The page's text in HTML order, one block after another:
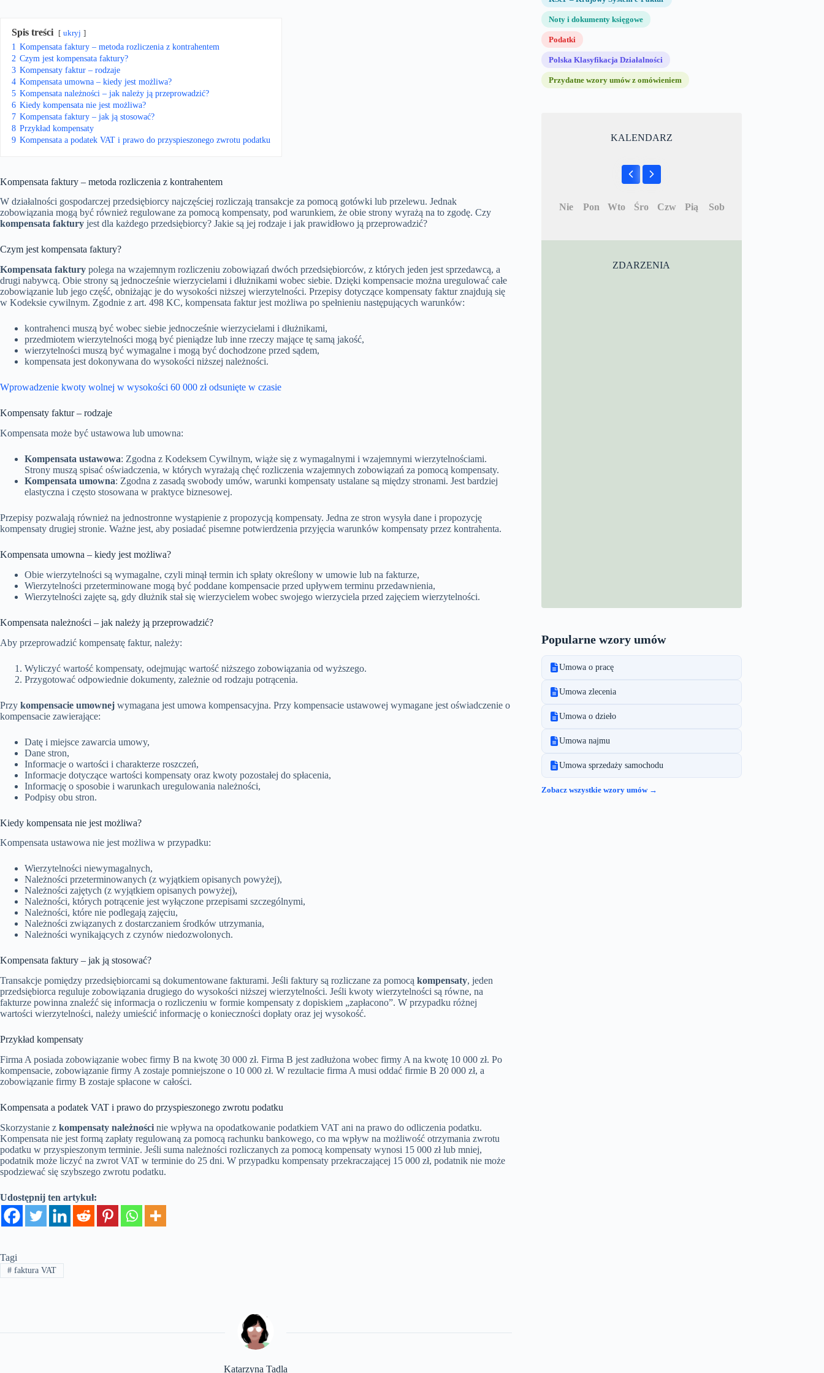
Spis treści ukryj
1 Kompensata faktury – metoda rozliczenia z kontrahentem
2 Czym jest kompensata faktury?
3 Kompensaty faktur – rodzaje
4 Kompensata umowna – kiedy jest możliwa?
5 Kompensata należności – jak należy ją przeprowadzić?
6 Kiedy kompensata nie jest możliwa?
7 Kompensata faktury – jak ją stosować?
8 Przykład kompensaty
9 Kompensata a podatek VAT i prawo do przyspieszonego zwrotu podatku
Kompensata faktury – metoda rozliczenia z kontrahentem
W działalności gospodarczej przedsiębiorcy najczęściej rozliczają transakcje za pomocą gotówki lub przelewu. Jednak
zobowiązania mogą być również regulowane za pomocą kompensaty, pod warunkiem, że obie strony wyrażą na to zgodę. Czy
kompensata faktury jest dla każdego przedsiębiorcy? Jakie są jej rodzaje i jak prawidłowo ją przeprowadzić?
Czym jest kompensata faktury?
Kompensata faktury polega na wzajemnym rozliczeniu zobowiązań dwóch przedsiębiorców, z których jeden jest sprzedawcą, a
drugi nabywcą. Obie strony są jednocześnie wierzycielami i dłużnikami wobec siebie. Dzięki kompensacie można uregulować całe
zobowiązanie lub jego część, obniżając je do wysokości niższej wierzytelności. Przepisy dotyczące kompensaty faktur znajdują się
w Kodeksie cywilnym. Zgodnie z art. 498 KC, kompensata faktur jest możliwa po spełnieniu następujących warunków:
kontrahenci muszą być wobec siebie jednocześnie wierzycielami i dłużnikami,
przedmiotem wierzytelności mogą być pieniądze lub inne rzeczy mające tę samą jakość,
wierzytelności muszą być wymagalne i mogą być dochodzone przed sądem,
kompensata jest dokonywana do wysokości niższej należności.
Wprowadzenie kwoty wolnej w wysokości 60 000 zł odsunięte w czasie
Kompensaty faktur – rodzaje
Kompensata może być ustawowa lub umowna:
Kompensata ustawowa: Zgodna z Kodeksem Cywilnym, wiąże się z wymagalnymi i wzajemnymi wierzytelnościami.
Strony muszą spisać oświadczenia, w których wyrażają chęć rozliczenia wzajemnych zobowiązań za pomocą kompensaty.
Kompensata umowna: Zgodna z zasadą swobody umów, warunki kompensaty ustalane są między stronami. Jest bardziej
elastyczna i często stosowana w praktyce biznesowej.
Przepisy pozwalają również na jednostronne wystąpienie z propozycją kompensaty. Jedna ze stron wysyła dane i propozycję
kompensaty drugiej stronie. Ważne jest, aby posiadać pisemne potwierdzenia przyjęcia warunków kompensaty przez kontrahenta.
Kompensata umowna – kiedy jest możliwa?
Obie wierzytelności są wymagalne, czyli minął termin ich spłaty określony w umowie lub na fakturze,
Wierzytelności przeterminowane mogą być poddane kompensacie przed upływem terminu przedawnienia,
Wierzytelności zajęte są, gdy dłużnik stał się wierzycielem wobec swojego wierzyciela przed zajęciem wierzytelności.
Kompensata należności – jak należy ją przeprowadzić?
Aby przeprowadzić kompensatę faktur, należy:
Wyliczyć wartość kompensaty, odejmując wartość niższego zobowiązania od wyższego.
Przygotować odpowiednie dokumenty, zależnie od rodzaju potrącenia.
Przy kompensacie umownej wymagana jest umowa kompensacyjna. Przy kompensacie ustawowej wymagane jest oświadczenie o
kompensacie zawierające:
Datę i miejsce zawarcia umowy,
Dane stron,
Informacje o wartości i charakterze roszczeń,
Informacje dotyczące wartości kompensaty oraz kwoty pozostałej do spłacenia,
Informację o sposobie i warunkach uregulowania należności,
Podpisy obu stron.
Kiedy kompensata nie jest możliwa?
Kompensata ustawowa nie jest możliwa w przypadku:
Wierzytelności niewymagalnych,
Należności przeterminowanych (z wyjątkiem opisanych powyżej),
Należności zajętych (z wyjątkiem opisanych powyżej),
Należności, których potrącenie jest wyłączone przepisami szczególnymi,
Należności, które nie podlegają zajęciu,
Należności związanych z dostarczaniem środków utrzymania,
Należności wynikających z czynów niedozwolonych.
Kompensata faktury – jak ją stosować?
Transakcje pomiędzy przedsiębiorcami są dokumentowane fakturami. Jeśli faktury są rozliczane za pomocą kompensaty, jeden
przedsiębiorca reguluje zobowiązania drugiego do wysokości niższej wierzytelności. Jeśli kwoty wierzytelności są równe, na
fakturze powinna znaleźć się informacja o rozliczeniu w formie kompensaty z dopiskiem „zapłacono”. W przypadku różnej
wartości wierzytelności, należy umieścić informację o konieczności dopłaty oraz jej wysokość.
Przykład kompensaty
Firma A posiada zobowiązanie wobec firmy B na kwotę 30 000 zł. Firma B jest zadłużona wobec firmy A na kwotę 10 000 zł. Po
kompensacie, zobowiązanie firmy A zostaje pomniejszone o 10 000 zł. W rezultacie firma A musi oddać firmie B 20 000 zł, a
zobowiązanie firmy B zostaje spłacone w całości.
Kompensata a podatek VAT i prawo do przyspieszonego zwrotu podatku
Skorzystanie z kompensaty należności nie wpływa na opodatkowanie podatkiem VAT ani na prawo do odliczenia podatku.
Kompensata nie jest formą zapłaty regulowaną za pomocą rachunku bankowego, co ma wpływ na możliwość otrzymania zwrotu
podatku w przyspieszonym terminie. Jeśli suma należności rozliczanych za pomocą kompensaty wynosi 15 000 zł lub mniej,
podatnik może liczyć na zwrot VAT w terminie do 25 dni. W przypadku kompensaty przekraczającej 15 000 zł, podatnik nie może
spodziewać się szybszego zwrotu podatku.
Udostępnij ten artykuł:
Tagi
#faktura VAT
Katarzyna Tadla
Noty i dokumenty księgowe
Podatki
Polska Klasyfikacja Działalności
Przydatne wzory umów z omówieniem
KALENDARZ
Nie Pon Wto Śro Czw Pią Sob
ZDARZENIA
Popularne wzory umów
Umowa o pracę
Umowa zlecenia
Umowa o dzieło
Umowa najmu
Umowa sprzedaży samochodu
Zobacz wszystkie wzory umów →